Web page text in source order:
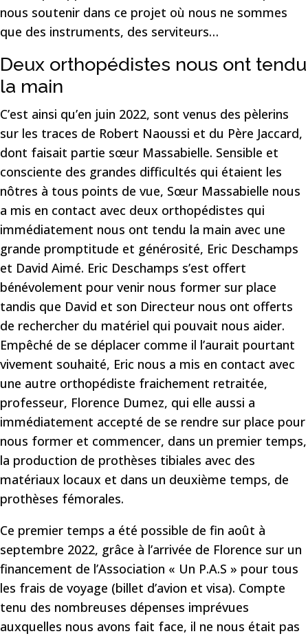
nous soutenir dans ce projet où nous ne sommes
que des instruments, des serviteurs…
Deux orthopédistes nous ont tendu
la main
C’est ainsi qu’en juin 2022, sont venus des pèlerins
sur les traces de Robert Naoussi et du Père Jaccard,
dont faisait partie sœur Massabielle. Sensible et
consciente des grandes difficultés qui étaient les
nôtres à tous points de vue, Sœur Massabielle nous
a mis en contact avec deux orthopédistes qui
immédiatement nous ont tendu la main avec une
grande promptitude et générosité, Eric Deschamps
et David Aimé. Eric Deschamps s’est offert
bénévolement pour venir nous former sur place
tandis que David et son Directeur nous ont offerts
de rechercher du matériel qui pouvait nous aider.
Empêché de se déplacer comme il l’aurait pourtant
vivement souhaité, Eric nous a mis en contact avec
une autre orthopédiste fraichement retraitée,
professeur, Florence Dumez, qui elle aussi a
immédiatement accepté de se rendre sur place pour
nous former et commencer, dans un premier temps,
la production de prothèses tibiales avec des
matériaux locaux et dans un deuxième temps, de
prothèses fémorales.
Ce premier temps a été possible de fin août à
septembre 2022, grâce à l’arrivée de Florence sur un
financement de l’Association « Un P.A.S » pour tous
les frais de voyage (billet d’avion et visa). Compte
tenu des nombreuses dépenses imprévues
auxquelles nous avons fait face, il ne nous était pas